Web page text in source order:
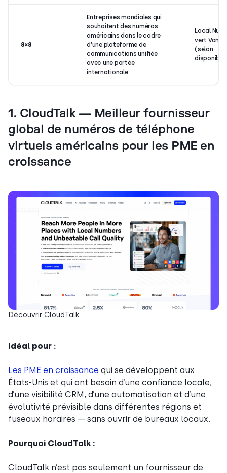
8×8
Entreprises mondiales qui
souhaitent des numéros
américains dans le cadre
d’une plateforme de
communications unifiée
avec une portée
internationale.
Local
vert Vanity
(selon
1. CloudTalk — Meilleur fournisseur
global de numéros de téléphone
virtuels américains pour les PME en
croissance
Découvrir CloudTalk
Idéal pour :
Les PME en croissance qui se développent aux
États-Unis et qui ont besoin d’une confiance locale,
d’une visibilité CRM, d’une automatisation et d’une
évolutivité prévisible dans différentes régions et
fuseaux horaires — sans ouvrir de bureaux locaux.
Pourquoi CloudTalk :
CloudTalk n’est pas seulement un fournisseur de